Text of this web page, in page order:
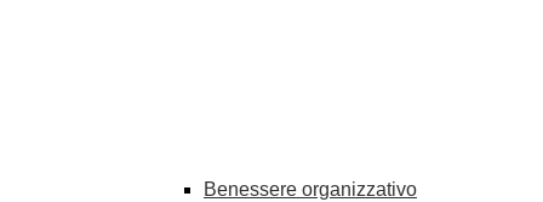
Benessere organizzativo